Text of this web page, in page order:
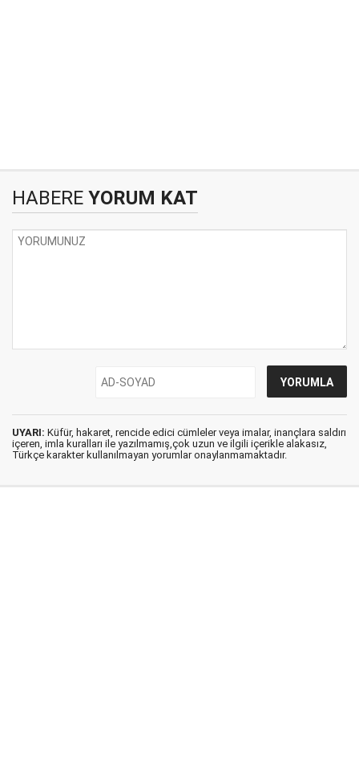
HABERE YORUM KAT
UYARI: Küfür, hakaret, rencide edici cümleler veya imalar, inançlara saldırı
içeren, imla kuralları ile yazılmamış,çok uzun ve ilgili içerikle alakasız,
Türkçe karakter kullanılmayan yorumlar onaylanmamaktadır.